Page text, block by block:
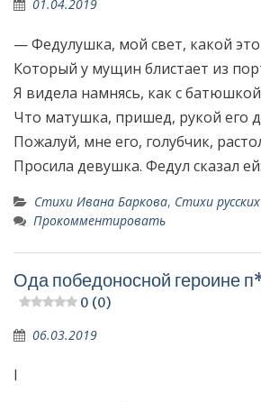
01.04.2019
— Федулушка, мой свет, какой
Который у мущин блистает из
Я видела намнясь, как с
Что матушка, пришед, рукой его
Пожалуй, мне его, голубчик,
Просила девушка. Федул сказал
Стихи Ивана Баркова, Стихи
Прокомментировать
Ода победоносной героине
0 (0)
06.03.2019
I